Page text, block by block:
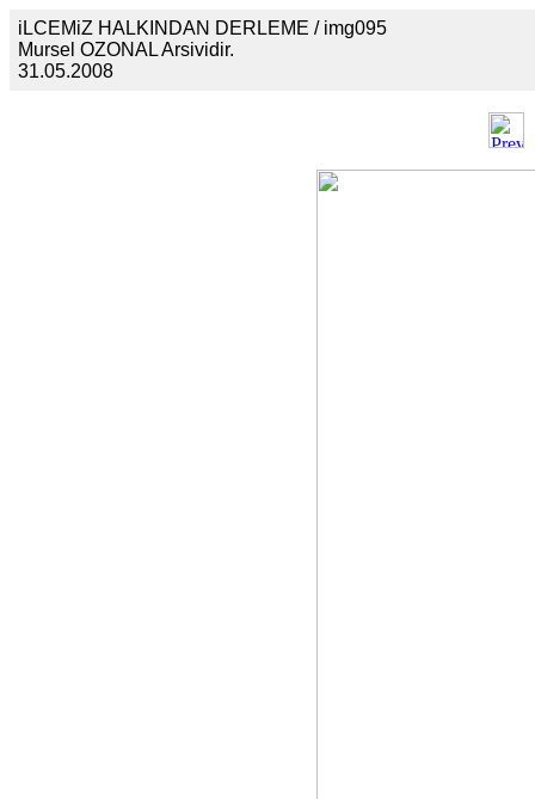
iLCEMiZ HALKINDAN DERLEME / img095
Mursel OZONAL Arsividir.
31.05.2008